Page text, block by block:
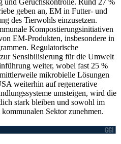
und Geruchskontrolle. Rund 27 %
geben an, EM in Futter- und
des Tierwohls einzusetzen.
Kompostierungsinitiativen
EM-Produkten, insbesondere in
Regulatorische
Sensibilisierung für die Umwelt
weiter, wobei fast 25 %
mikrobielle Lösungen
weiterhin auf regenerative
umsteigen, wird die
stark bleiben und sowohl im
Sektor zunehmen.